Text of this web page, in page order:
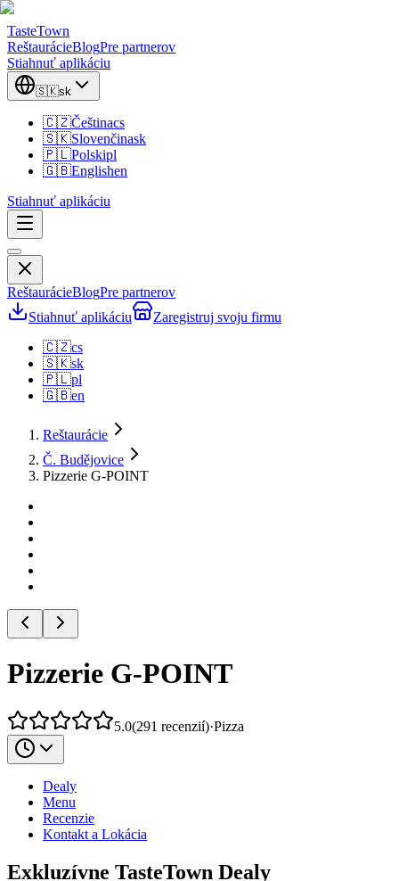
TasteTown
ReštaurácieBlogPre partnerov
Stiahnuť aplikáciu
🇸🇰sk
🇨🇿Češtinacs
🇸🇰Slovenčinask
🇵🇱Polskipl
🇬🇧Englishen
Stiahnuť aplikáciu
ReštaurácieBlogPre partnerov
Stiahnuť aplikáciu
Zaregistruj svoju firmu
🇨🇿cs
🇸🇰sk
🇵🇱pl
🇬🇧en
Reštaurácie
Č. Budějovice
Pizzerie G-POINT
Pizzerie G-POINT
5.0(291 recenzií)·Pizza
Dealy
Menu
Recenzie
Kontakt a Lokácia
Exkluzívne TasteTown Dealy